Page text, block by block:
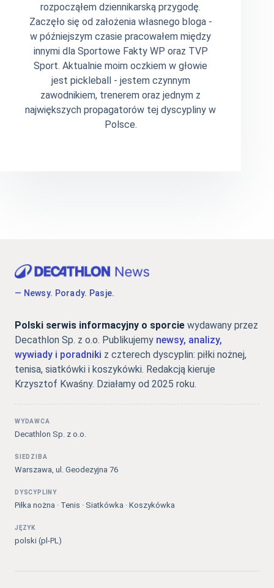
rozpocząłem dziennikarską przygodę.
Zaczęło się od założenia własnego bloga -
w późniejszym czasie pracowałem między
innymi dla Sportowe Fakty WP oraz TVP
Sport. Aktualnie moim oczkiem w głowie
jest pickleball - jestem czynnym
zawodnikiem, trenerem oraz jednym z
największych propagatorów tej dyscypliny w
Polsce.
— Newsy. Porady. Pasje.
Polski serwis informacyjny o sporcie wydawany przez
Decathlon Sp. z o.o. Publikujemy newsy, analizy,
wywiady i poradniki z czterech dyscyplin: piłki nożnej,
tenisa, siatkówki i koszykówki. Redakcją kieruje
Krzysztof Kwaśny. Działamy od 2025 roku.
WYDAWCA
Decathlon Sp. z o.o.
SIEDZIBA
Warszawa, ul. Geodezyjna 76
DYSCYPLINY
Piłka nożna · Tenis · Siatkówka · Koszykówka
JĘZYK
polski (pl-PL)